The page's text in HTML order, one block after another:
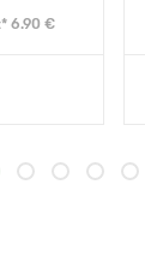
6.90 €